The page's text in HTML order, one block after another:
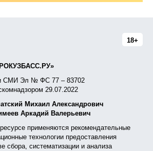
18+
СМИ Эл № ФС 77 – 83702
29.07.2022
Михаил Александрович
Аркадий Валерьевич
применяются рекомендательные
технологии предоставления
сбора, систематизации и анализа